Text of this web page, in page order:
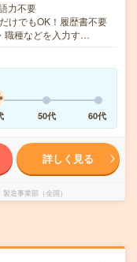
力不要
けでもOK！履歴書不要
職種などを入力す…
50代 60代
詳しく見る
造事業部（全国）